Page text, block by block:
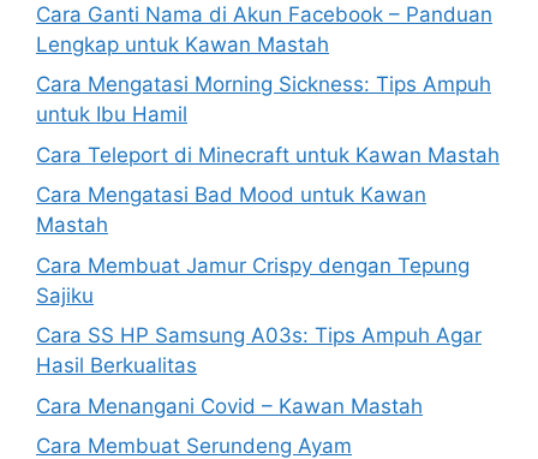
Cara Ganti Nama di Akun Facebook – Panduan
Lengkap untuk Kawan Mastah
Cara Mengatasi Morning Sickness: Tips Ampuh
untuk Ibu Hamil
Cara Teleport di Minecraft untuk Kawan Mastah
Cara Mengatasi Bad Mood untuk Kawan
Mastah
Cara Membuat Jamur Crispy dengan Tepung
Sajiku
Cara SS HP Samsung A03s: Tips Ampuh Agar
Hasil Berkualitas
Cara Menangani Covid – Kawan Mastah
Cara Membuat Serundeng Ayam